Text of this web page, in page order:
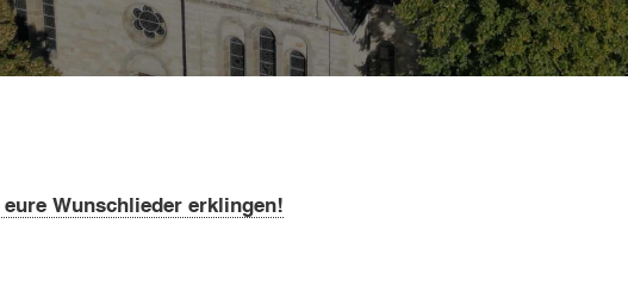
Wunschlieder erklingen!